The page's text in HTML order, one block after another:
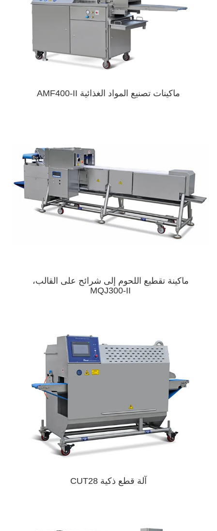
ماكينات تصنيع المواد الغذائية AMF400-II
ماكينة تقطيع اللحوم إلى شرائح على القالب،
MQJ300-II
آلة قطع ذكية CUT28